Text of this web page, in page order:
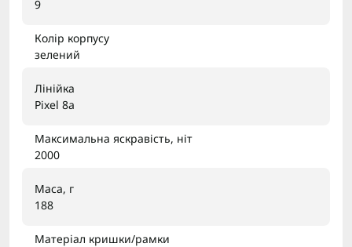
9
Колір корпусу
зелений
Лінійка
Pixel 8a
Максимальна яскравість, ніт
2000
Маса, г
188
Матеріал кришки/рамки